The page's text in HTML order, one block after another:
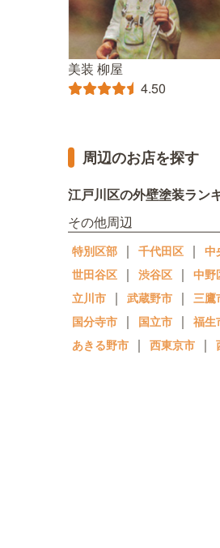
美装 柳屋
4.50
周辺のお店を探す
江戸川区の外壁塗装ラン
その他周辺
特別区部 ｜ 千代田区 ｜ 中
世田谷区 ｜ 渋谷区 ｜ 中野
立川市 ｜ 武蔵野市 ｜ 三鷹
国分寺市 ｜ 国立市 ｜ 福生
あきる野市 ｜ 西東京市 ｜